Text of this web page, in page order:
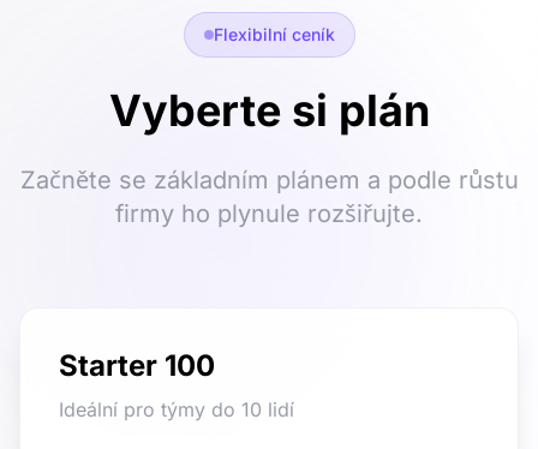
Flexibilní ceník
Vyberte si plán
Začněte se základním plánem a podle růstu
firmy ho plynule rozšiřujte.
Starter 100
Ideální pro týmy do 10 lidí